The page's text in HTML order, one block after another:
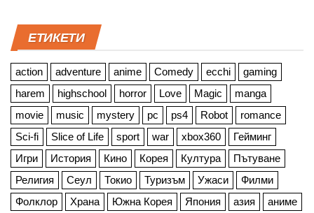
ЕТИКЕТИ
action adventure anime Comedy ecchi
gaming
harem
highschool horror Love Magic
manga
movie
music mystery pc ps4 Robot
romance
Sci-fi
Slice of Life sport war xbox360
Гейминг
Игри
История Кино Корея Култура
Пътуване
Религия
Сеул Токио Туризъм Ужаси
Филми
Фолклор
Храна Южна Корея Япония азия аниме